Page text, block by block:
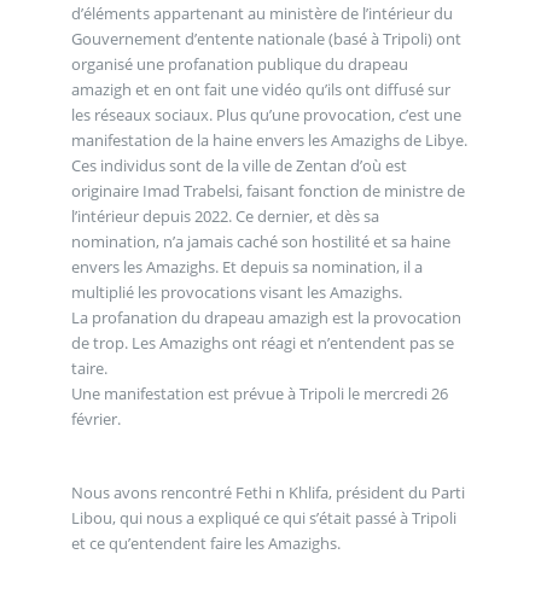
d’éléments appartenant au ministère de l’intérieur du
Gouvernement d’entente nationale (basé à Tripoli) ont
organisé une profanation publique du drapeau
amazigh et en ont fait une vidéo qu’ils ont diffusé sur
les réseaux sociaux. Plus qu’une provocation, c’est une
manifestation de la haine envers les Amazighs de Libye.
Ces individus sont de la ville de Zentan d’où est
originaire Imad Trabelsi, faisant fonction de ministre de
l’intérieur depuis 2022. Ce dernier, et dès sa
nomination, n’a jamais caché son hostilité et sa haine
envers les Amazighs. Et depuis sa nomination, il a
multiplié les provocations visant les Amazighs.
La profanation du drapeau amazigh est la provocation
de trop. Les Amazighs ont réagi et n’entendent pas se
taire.
Une manifestation est prévue à Tripoli le mercredi 26
février.
Nous avons rencontré Fethi n Khlifa, président du Parti
Libou, qui nous a expliqué ce qui s’était passé à Tripoli
et ce qu’entendent faire les Amazighs.